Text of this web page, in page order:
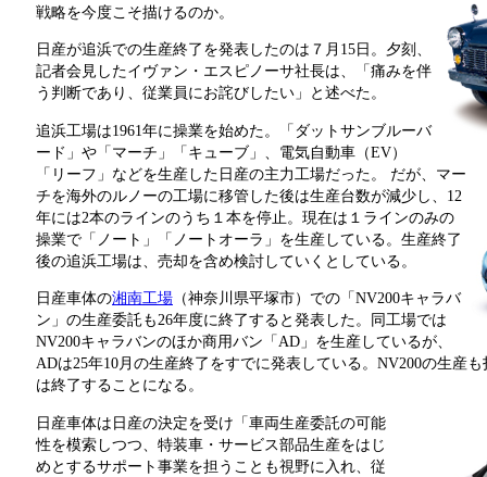
戦略を今度こそ描けるのか。
日産が追浜での生産終了を発表したのは７月15日。夕刻、
記者会見したイヴァン・エスピノーサ社長は、「痛みを伴
う判断であり、従業員にお詫びしたい」と述べた。
追浜工場は1961年に操業を始めた。「ダットサンブルーバ
ード」や「マーチ」「キューブ」、電気自動車（EV）
「リーフ」などを生産した日産の主力工場だった。 だが、マー
チを海外のルノーの工場に移管した後は生産台数が減少し、12
年には2本のラインのうち１本を停止。現在は１ラインのみの
操業で「ノート」「ノートオーラ」を生産している。生産終了
後の追浜工場は、売却を含め検討していくとしている。
日産車体の湘南工場 （神奈川県平塚市）での「NV200キャラバ
ン」の生産委託も26年度に終了すると発表した。同工場では
NV200キャラバンのほか商用バン「AD」を生産しているが、
ADは25年10月の生産終了をすでに発表している。NV200の生産
は終了することになる。
日産車体は日産の決定を受け「車両生産委託の可能
性を模索しつつ、特装車・サービス部品生産をはじ
めとするサポート事業を担うことも視野に入れ、従